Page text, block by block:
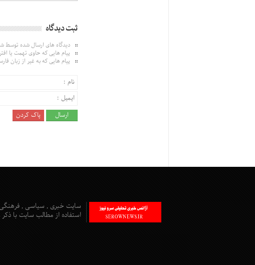
ثبت دیدگاه
دیدگاه های ارسال شده توسط
پیام هایی که حاوی تهمت یا
پیام هایی که به غیر از زبان
سایت خبری , سیاسی ,
استفاده از مطالب سایت با ذکر